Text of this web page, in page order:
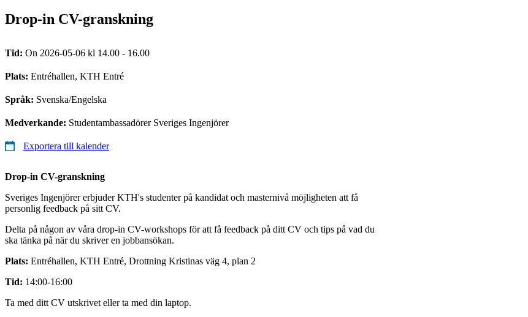
Drop-in CV-granskning
Tid: On 2026-05-06 kl 14.00 - 16.00
Plats: Entréhallen, KTH Entré
Språk: Svenska/Engelska
Medverkande: Studentambassadörer Sveriges Ingenjörer
Exportera till kalender
Drop-in CV-granskning
Sveriges Ingenjörer erbjuder KTH's studenter på kandidat och masternivå möjligheten att få
personlig feedback på sitt CV.
Delta på någon av våra drop-in CV-workshops för att få feedback på ditt CV och tips på vad du
ska tänka på när du skriver en jobbansökan.
Plats: Entréhallen, KTH Entré, Drottning Kristinas väg 4, plan 2
Tid: 14:00-16:00
Ta med ditt CV utskrivet eller ta med din laptop.